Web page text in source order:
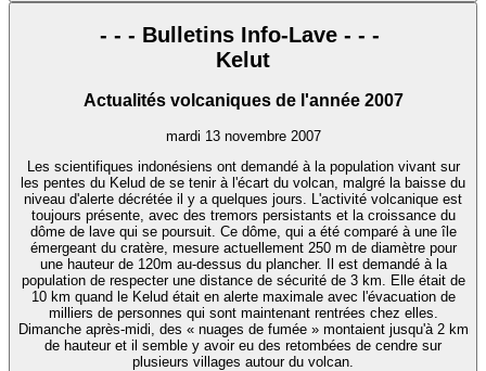
- - - Bulletins Info-Lave - - -
Kelut
Actualités volcaniques de l'année 2007
mardi 13 novembre 2007
Les scientifiques indonésiens ont demandé à la population vivant sur
les pentes du Kelud de se tenir à l'écart du volcan, malgré la baisse du
niveau d'alerte décrétée il y a quelques jours. L'activité volcanique est
toujours présente, avec des tremors persistants et la croissance du
dôme de lave qui se poursuit. Ce dôme, qui a été comparé à une île
émergeant du cratère, mesure actuellement 250 m de diamètre pour
une hauteur de 120m au-dessus du plancher. Il est demandé à la
population de respecter une distance de sécurité de 3 km. Elle était de
10 km quand le Kelud était en alerte maximale avec l'évacuation de
milliers de personnes qui sont maintenant rentrées chez elles.
Dimanche après-midi, des « nuages de fumée » montaient jusqu'à 2 km
de hauteur et il semble y avoir eu des retombées de cendre sur
plusieurs villages autour du volcan.